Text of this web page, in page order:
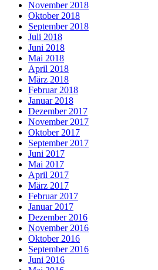
November 2018
Oktober 2018
September 2018
Juli 2018
Juni 2018
Mai 2018
April 2018
März 2018
Februar 2018
Januar 2018
Dezember 2017
November 2017
Oktober 2017
September 2017
Juni 2017
Mai 2017
April 2017
März 2017
Februar 2017
Januar 2017
Dezember 2016
November 2016
Oktober 2016
September 2016
Juni 2016